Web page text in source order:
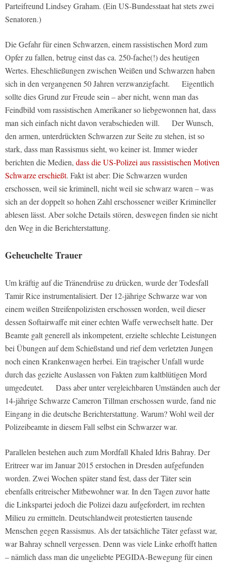
Parteifreund Lindsey Graham. (Ein US-Bundesstaat hat stets zwei
Senatoren.)
Die Gefahr für einen Schwarzen, einem rassistischen Mord zum
Opfer zu fallen, betrug einst das ca. 250-fache(!) des heutigen
Wertes. Eheschließungen zwischen Weißen und Schwarzen haben
sich in den vergangenen 50 Jahren verzwanzigfacht. Eigentlich
sollte dies Grund zur Freude sein – aber nicht, wenn man das
Feindbild vom rassistischen Amerikaner so liebgewonnen hat, dass
man sich einfach nicht davon verabschieden will. Der Wunsch,
den armen, unterdrückten Schwarzen zur Seite zu stehen, ist so
stark, dass man Rassismus sieht, wo keiner ist. Immer wieder
berichten die Medien, dass die US-Polizei aus rassistischen Motiven
Schwarze erschießt. Fakt ist aber: Die Schwarzen wurden
erschossen, weil sie kriminell, nicht weil sie schwarz waren – was
sich an der doppelt so hohen Zahl erschossener weißer Krimineller
ablesen lässt. Aber solche Details stören, deswegen finden sie nicht
den Weg in die Berichterstattung.
Geheuchelte Trauer
Um kräftig auf die Tränendrüse zu drücken, wurde der Todesfall
Tamir Rice instrumentalisiert. Der 12-jährige Schwarze war von
einem weißen Streifenpolizisten erschossen worden, weil dieser
dessen Softairwaffe mit einer echten Waffe verwechselt hatte. Der
Beamte galt generell als inkompetent, erzielte schlechte Leistungen
bei Übungen auf dem Schießstand und rief dem verletzten Jungen
noch einen Krankenwagen herbei. Ein tragischer Unfall wurde
durch das gezielte Auslassen von Fakten zum kaltblütigen Mord
umgedeutet. Dass aber unter vergleichbaren Umständen auch der
14-jährige Schwarze Cameron Tillman erschossen wurde, fand nie
Eingang in die deutsche Berichterstattung. Warum? Wohl weil der
Polizeibeamte in diesem Fall selbst ein Schwarzer war.
Parallelen bestehen auch zum Mordfall Khaled Idris Bahray. Der
Eritreer war im Januar 2015 erstochen in Dresden aufgefunden
worden. Zwei Wochen später stand fest, dass der Täter sein
ebenfalls eritreischer Mitbewohner war. In den Tagen zuvor hatte
die Linkspartei jedoch die Polizei dazu aufgefordert, im rechten
Milieu zu ermitteln. Deutschlandweit protestierten tausende
Menschen gegen Rassismus. Als der tatsächliche Täter gefasst war,
war Bahray schnell vergessen. Denn was viele Linke erhofft hatten
– nämlich dass man die ungeliebte PEGIDA-Bewegung für einen